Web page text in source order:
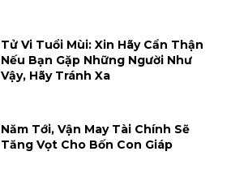
Tử Vi Tuổi Mùi: Xin Hãy Cẩn Thận
Nếu Bạn Gặp Những Người Như
Vậy, Hãy Tránh Xa
Năm Tới, Vận May Tài Chính Sẽ
Tăng Vọt Cho Bốn Con Giáp